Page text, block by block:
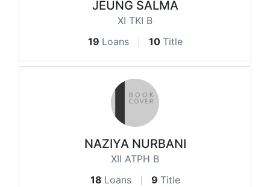
JEUNG SALMA
XI TKI B
19 Loans 10 Title
NAZIYA NURBANI
XII ATPH B
18 Loans 9 Title